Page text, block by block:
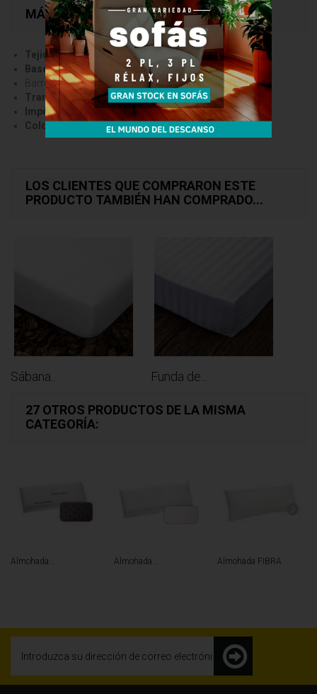
MÁS
Tejido: 100% Algodón.
Base: Poliuretano PU.
Barreraantiácaros
Transpirable.
Impermeable
Color Blanco
LOS CLIENTES QUE COMPRARON ESTE
PRODUCTO TAMBIÉN HAN COMPRADO...
Sábana... Funda de...
27 OTROS PRODUCTOS DE LA MISMA
CATEGORÍA:
Almohada... Almohada... Almohada FIBRA